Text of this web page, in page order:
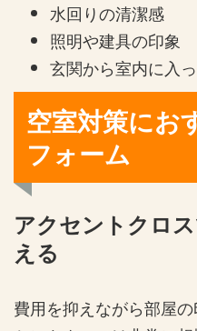
水回りの清潔感
照明や建具の印象
玄関から室内に入
空室対策にお
フォーム
アクセントクロ
える
費用を抑えながら部屋